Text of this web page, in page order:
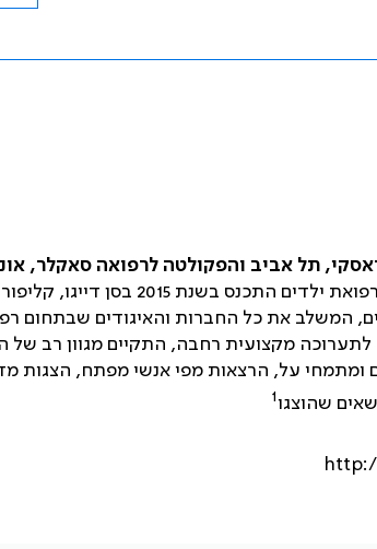
תל אביב והפקולטה לרפואה סאקלר,
המשלב את כל החברות והאיגודים שבתחום
לתערוכה מקצועית רחבה, התקיים מגוון רב של
ומתמחי על, הרצאות מפי אנשי מפתח, הצגות
שהוצגו 1